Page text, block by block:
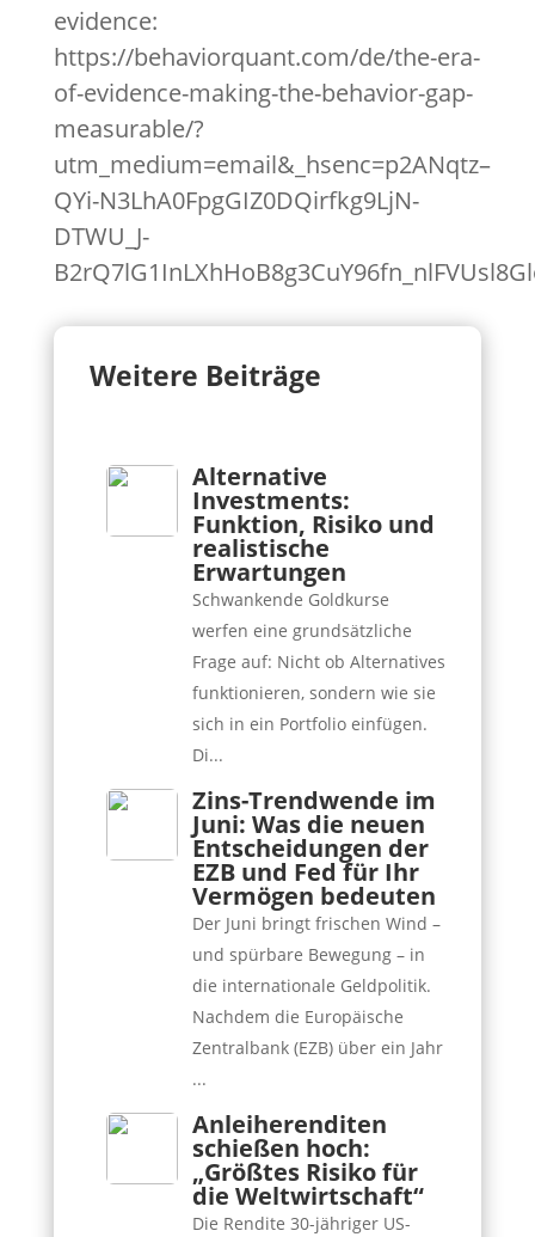
evidence:
https://behaviorquant.com/de/the-era-
of-evidence-making-the-behavior-gap-
measurable/?
utm_medium=email&_hsenc=p2ANqtz–
QYi-N3LhA0FpgGIZ0DQirfkg9LjN-
DTWU_J-
Weitere Beiträge
Alternative
Investments:
Funktion, Risiko und
realistische
Erwartungen
Schwankende Goldkurse
werfen eine grundsätzliche
Frage auf: Nicht ob Alternatives
funktionieren, sondern wie sie
sich in ein Portfolio einfügen.
Di...
Zins-Trendwende im
Juni: Was die neuen
Entscheidungen der
EZB und Fed für Ihr
Vermögen bedeuten
Der Juni bringt frischen Wind –
und spürbare Bewegung – in
die internationale Geldpolitik.
Nachdem die Europäische
Zentralbank (EZB) über ein Jahr
...
Anleiherenditen
schießen hoch:
„Größtes Risiko für
die Weltwirtschaft“
Die Rendite 30-jähriger US-